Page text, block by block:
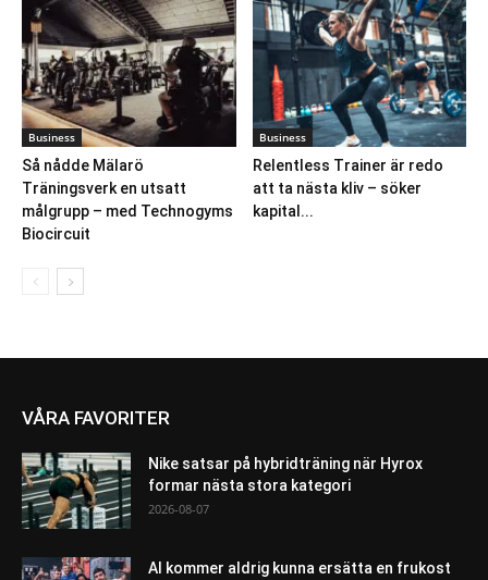
Business
Så nådde Mälarö
Träningsverk en utsatt
målgrupp – med Technogyms
Biocircuit
Business
Relentless Trainer är redo
att ta nästa kliv – söker
kapital...
VÅRA FAVORITER
Nike satsar på hybridträning när Hyrox
formar nästa stora kategori
2026-08-07
AI kommer aldrig kunna ersätta en frukost